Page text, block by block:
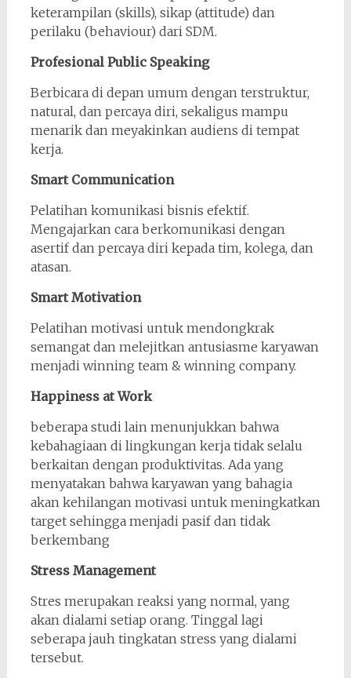
keterampilan (skills), sikap (attitude) dan
perilaku (behaviour) dari SDM.
Profesional Public Speaking
Berbicara di depan umum dengan terstruktur,
natural, dan percaya diri, sekaligus mampu
menarik dan meyakinkan audiens di tempat
kerja.
Smart Communication
Pelatihan komunikasi bisnis efektif.
Mengajarkan cara berkomunikasi dengan
asertif dan percaya diri kepada tim, kolega, dan
atasan.
Smart Motivation
Pelatihan motivasi untuk mendongkrak
semangat dan melejitkan antusiasme karyawan
menjadi winning team & winning company.
Happiness at Work
beberapa studi lain menunjukkan bahwa
kebahagiaan di lingkungan kerja tidak selalu
berkaitan dengan produktivitas. Ada yang
menyatakan bahwa karyawan yang bahagia
akan kehilangan motivasi untuk meningkatkan
target sehingga menjadi pasif dan tidak
berkembang
Stress Management
Stres merupakan reaksi yang normal, yang
akan dialami setiap orang. Tinggal lagi
seberapa jauh tingkatan stress yang dialami
tersebut.